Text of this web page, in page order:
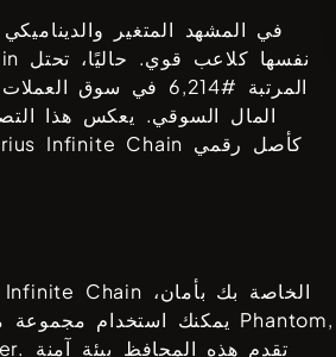
في المشهد المتغير
المرتبة #6,214 في سوق
المال السوقي. يعكس هذا
Infinite Chain
Infinite Chain
Phantom,
. تقدم هذه المحافظ بيئة آمنة